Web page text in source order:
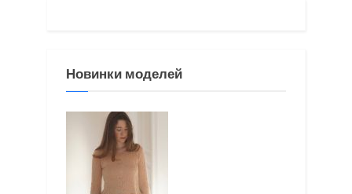
а
:
Новинки моделей